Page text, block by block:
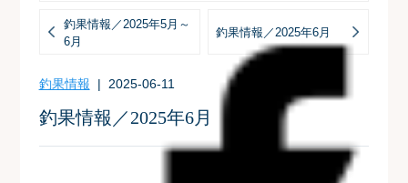
釣果情報／2025年5月～
6月
釣果情報／2025年6月
釣果情報 | 2025-06-11
釣果情報／2025年6月